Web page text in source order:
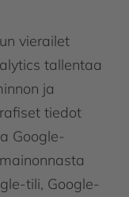
vierailet
tallentaa
ja
tiedot
Google-
tili, Google-